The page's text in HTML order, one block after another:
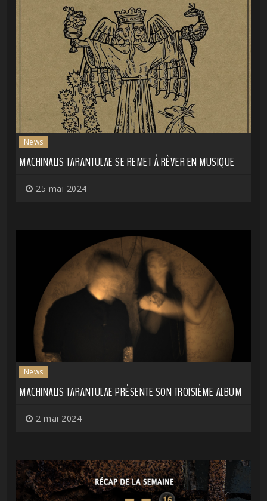
News
MACHINALIS TARANTULAE SE REMET À RÊVER EN MUSIQUE
25 mai 2024
News
MACHINALIS TARANTULAE PRÉSENTE SON TROISIÈME ALBUM
2 mai 2024